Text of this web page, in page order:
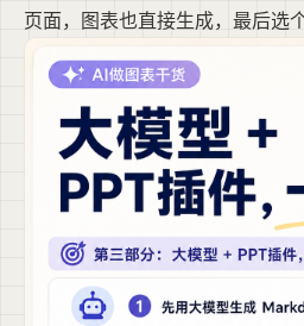
页面，图表也直接生成，最后选